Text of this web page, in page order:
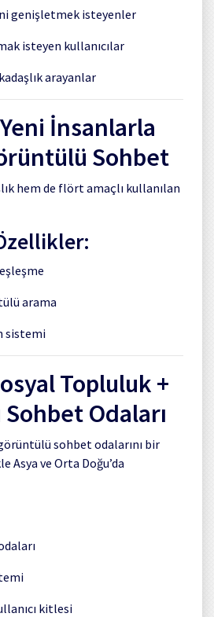
genişletmek isteyenler
isteyen kullanıcılar
arayanlar
İnsanlarla
Sohbet
hem de flört amaçlı kullanılan
arama
sistemi
Topluluk +
Odaları
görüntülü sohbet odalarını bir
Asya ve Orta Doğu’da
kitlesi